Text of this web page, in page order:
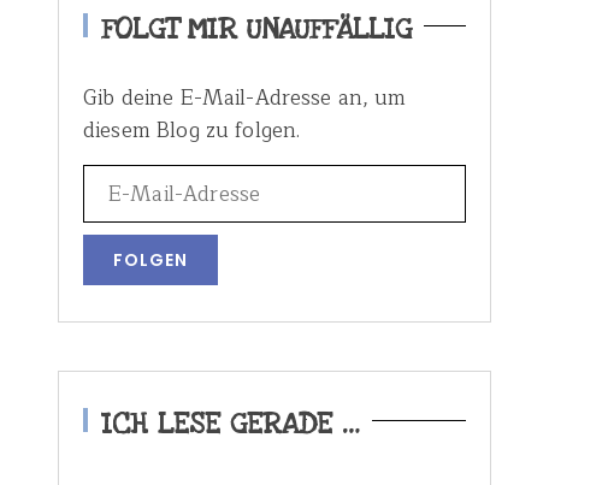
FOLGT MIR UNAUFFÄLLIG
Gib deine E-Mail-Adresse an, um
diesem Blog zu folgen.
ICH LESE GERADE …